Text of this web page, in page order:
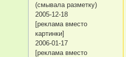
(смывала разметку)
2005-12-18
[реклама вместо
картинки]
2006-01-17
[реклама вместо